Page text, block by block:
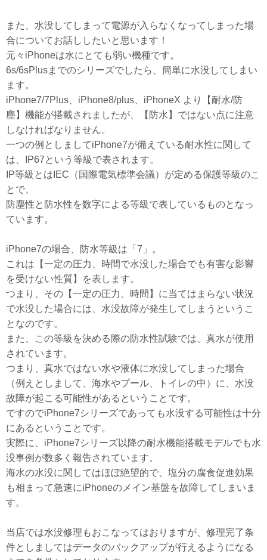
また、水没してしまって電源が入らなくなってしまった場
合についてお話ししたいと思います！
元々iPhoneは水にとても弱い機種です。
6s/6sPlusまでのシリーズでしたら、簡単に水没してしまい
ます。
iPhone7/7Plus、iPhone8/plus、iPhoneX より【耐水/防
塵】機能が搭載されましたが、【防水】ではない点に注意
しなければなりません。
一つの例としましてiPhone7が備えている耐水性に関して
は、IP67という等級で表されます。
IP等級とはIEC（国際電気標準会議）が定める保護等級のこ
とで、
防塵性と防水性を数字による等級で表しているものとなっ
ています。
iPhone7の場合、防水等級は「7」。
これは【一定の圧力、時間で水没した場合でも有害な影響
を受けない性質】を表します。
つまり、その【一定の圧力、時間】に当てはまらない状況
で水没した場合には、水没故障が発生してしまうというこ
となのです。
また、この等級を決める際の防水性試験では、真水が使用
されています。
つまり、真水ではない水や液体に水没してしまった場合
（例えとしまして、海水やプール、トイレの中）に、水没
故障が起こる可能性があるということです。
ですのでiPhone7シリーズであっても水没する可能性は十分
にあるということです。
実際に、iPhone7シリーズ以降の耐水機能搭載モデルでも水
没事例が数多く報告されています。
海水の水没に関してはほぼ絶望的で、塩分の腐食促進効果
も相まって急速にiPhoneのメイン基盤を故障してしまいま
す。
当店では水没修理もおこなってはおりますが、修理完了条
件としましてはデータのバックアップが行えるようになる